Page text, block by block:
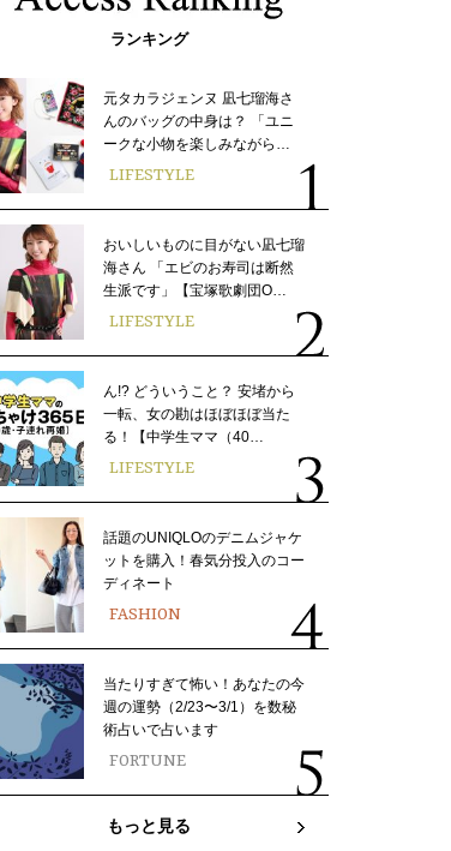
ランキング
元タカラジェンヌ 凪七瑠海さ
んのバッグの中身は？ 「ユニ
ークな小物を楽しみながら…
LIFESTYLE
おいしいものに目がない凪七瑠
海さん 「エビのお寿司は断然
生派です」【宝塚歌劇団O…
LIFESTYLE
ん!? どういうこと？ 安堵から
一転、女の勘はほぼほぼ当た
る！【中学生ママ（40…
LIFESTYLE
話題のUNIQLOのデニムジャケ
ットを購入！春気分投入のコー
ディネート
FASHION
当たりすぎて怖い！あなたの今
週の運勢（2/23〜3/1）を数秘
術占いで占います
FORTUNE
もっと見る